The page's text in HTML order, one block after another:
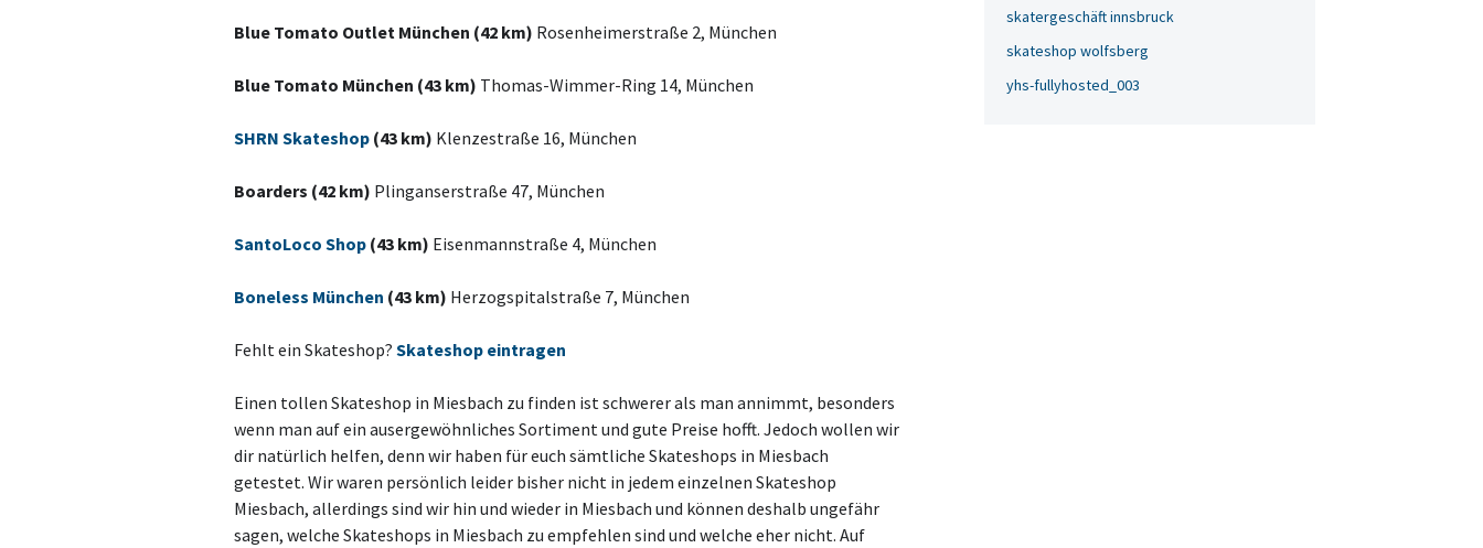
Blue Tomato Outlet München (42 km) Rosenheimerstraße 2, München
Blue Tomato München (43 km) Thomas-Wimmer-Ring 14, München
SHRN Skateshop (43 km) Klenzestraße 16, München
Boarders (42 km) Plinganserstraße 47, München
SantoLoco Shop (43 km) Eisenmannstraße 4, München
Boneless München (43 km) Herzogspitalstraße 7, München
Fehlt ein Skateshop? Skateshop eintragen
Einen tollen Skateshop in Miesbach zu finden ist schwerer als man annimmt, besonders
wenn man auf ein ausergewöhnliches Sortiment und gute Preise hofft. Jedoch wollen wir
dir natürlich helfen, denn wir haben für euch sämtliche Skateshops in Miesbach
getestet. Wir waren persönlich leider bisher nicht in jedem einzelnen Skateshop
Miesbach, allerdings sind wir hin und wieder in Miesbach und können deshalb ungefähr
sagen, welche Skateshops in Miesbach zu empfehlen sind und welche eher nicht. Auf
skatergeschäft innsbruck
skateshop wolfsberg
yhs-fullyhosted_003